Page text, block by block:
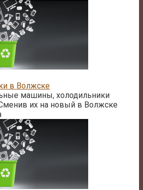
в Волжске
машины, холодильники
их на новый в Волжске